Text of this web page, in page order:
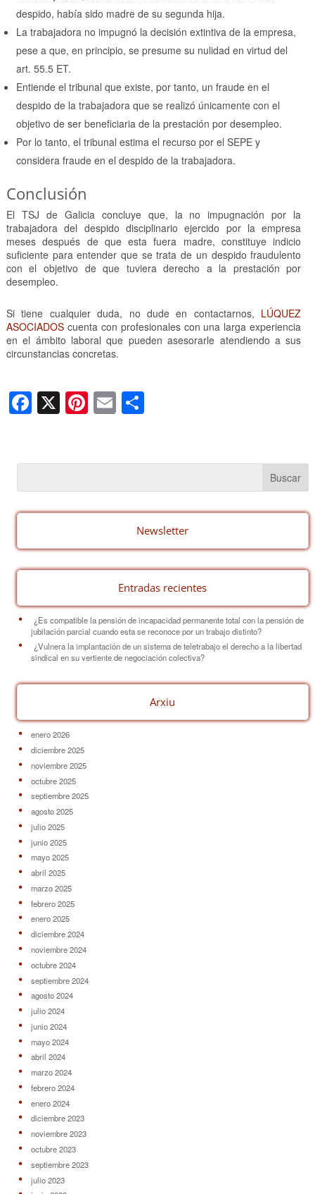
despido, había sido madre de su segunda hija.
La trabajadora no impugnó la decisión extintiva de la empresa,
pese a que, en principio, se presume su nulidad en virtud del
art. 55.5 ET.
Entiende el tribunal que existe, por tanto, un fraude en el
despido de la trabajadora que se realizó únicamente con el
objetivo de ser beneficiaria de la prestación por desempleo.
Por lo tanto, el tribunal estima el recurso por el SEPE y
considera fraude en el despido de la trabajadora.
Conclusión
El TSJ de Galicia concluye que, la no impugnación por la
trabajadora del despido disciplinario ejercido por la empresa
meses después de que esta fuera madre, constituye indicio
suficiente para entender que se trata de un despido fraudulento
con el objetivo de que tuviera derecho a la prestación por
desempleo.
Si tiene cualquier duda, no dude en contactarnos, LÚQUEZ
ASOCIADOScuenta con profesionales con una larga experiencia
en el ámbito laboral que pueden asesorarle atendiendo a sus
circunstancias concretas.
F
a
e
b
o
k
X Pi
nt
e
st
E
m
C
p
ar
tir
Newsletter
Entradas recientes
¿Es compatible la pensión de incapacidad permanente total con la pensión de
jubilación parcial cuando esta se reconoce por un trabajo distinto?
¿Vulnera la implantación de un sistema de teletrabajo el derecho a la libertad
sindical en su vertiente de negociación colectiva?
Arxiu
enero 2026
diciembre 2025
noviembre 2025
octubre 2025
septiembre 2025
agosto 2025
julio 2025
junio 2025
mayo 2025
abril 2025
marzo 2025
febrero 2025
enero 2025
diciembre 2024
noviembre 2024
octubre 2024
septiembre 2024
agosto 2024
julio 2024
junio 2024
mayo 2024
abril 2024
marzo 2024
febrero 2024
enero 2024
diciembre 2023
noviembre 2023
octubre 2023
septiembre 2023
julio 2023